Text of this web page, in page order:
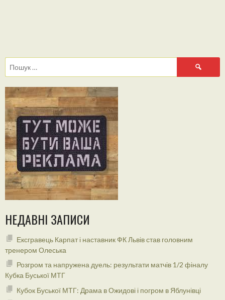
Пошук:
НЕДАВНІ ЗАПИСИ
Ексгравець Карпат і наставник ФК Львів став головним
тренером Олеська
Розгром та напружена дуель: результати матчів 1/2 фіналу
Кубка Буської МТГ
Кубок Буської МТГ: Драма в Ожидові і погром в Яблунівці